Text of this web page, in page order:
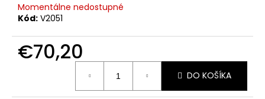
Momentálne nedostupné
Kód: V2051
€70,20
DO KOŠÍKA
d